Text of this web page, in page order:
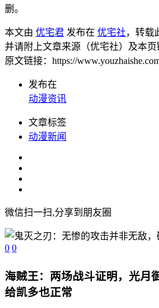
删。
本文由 优宅君 发布在 优宅社，转载
并请附上文章来源（优宅社）及本页
原文链接：https://
发布在
动漫资讯
文章标签
动漫新闻
微信扫一扫,分享到朋友圈
0 0
海贼王：两场战斗证明，光月
给凯多也正常